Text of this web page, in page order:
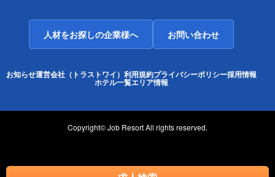
人材をお探しの企業様へ お問い合わせ
お知らせ運営会社（トラストワイ） 利用規約プライバシーポリシー採用情報
ホテル一覧エリア情報
Copyright© Job Resort All rights reserved.